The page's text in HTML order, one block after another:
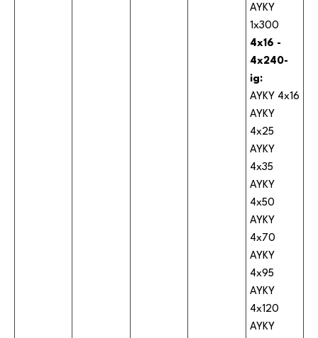
AYKY
1x300
4x16 -
4x240-
ig:
AYKY 4x16
AYKY
4x25
AYKY
4x35
AYKY
4x50
AYKY
4x70
AYKY
4x95
AYKY
4x120
AYKY